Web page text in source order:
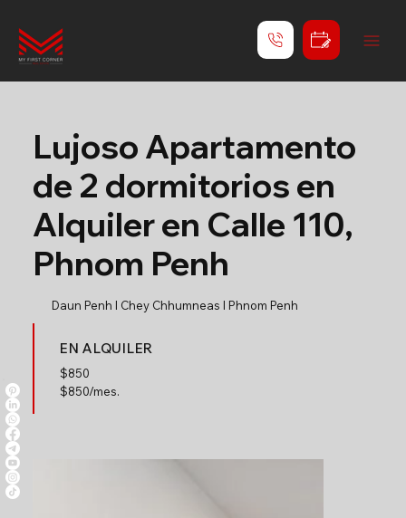
Lujoso Apartamento
de 2 dormitorios en
Alquiler en Calle 110,
Phnom Penh
Daun Penh l Chey Chhumneas l Phnom Penh
EN ALQUILER
$850
$850/mes.